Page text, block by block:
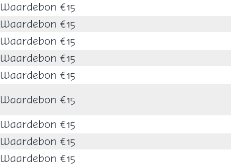
Waardebon €15
Waardebon €15
Waardebon €15
Waardebon €15
Waardebon €15
Waardebon €15
Waardebon €15
Waardebon €15
Waardebon €15